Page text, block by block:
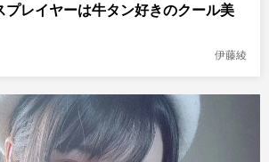
プレイヤーは牛タン好きのクール美
伊藤綾